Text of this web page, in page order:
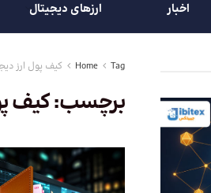
اخبار ارزهای دیجیتال
Home Tag کیف پول ارز
برچسب:کیف